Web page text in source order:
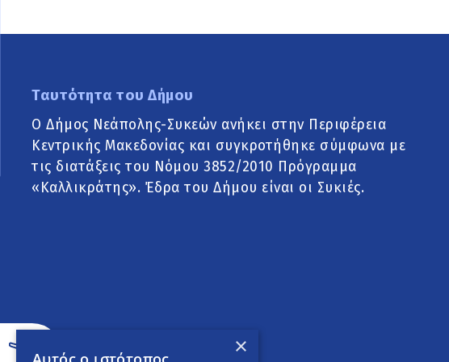
Ταυτότητα του Δήμου
Ο Δήμος Νεάπολης-Συκεών ανήκει στην Περιφέρεια
Κεντρικής Μακεδονίας και συγκροτήθηκε σύμφωνα με
τις διατάξεις του Νόμου 3852/2010 Πρόγραμμα
«Καλλικράτης». Έδρα του Δήμου είναι οι Συκιές.
×